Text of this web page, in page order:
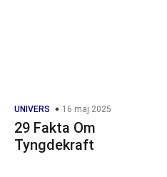
UNIVERS 16 maj 2025
29 Fakta Om
Tyngdekraft